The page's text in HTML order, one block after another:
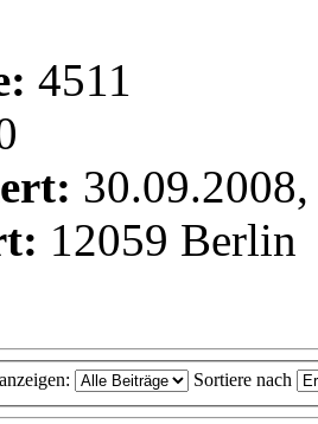
4511
12059 Berlin
Sortiere nach